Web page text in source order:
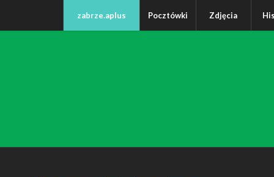
zabrze.aplus Pocztówki Zdjęcia